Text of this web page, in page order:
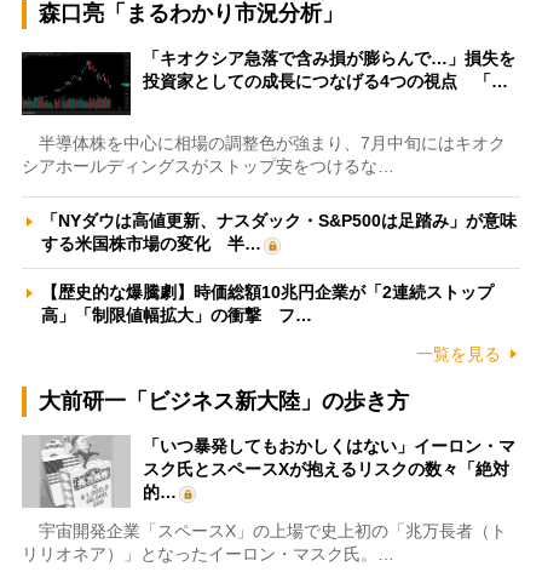
森口亮「まるわかり市況分析」
「キオクシア急落で含み損が膨らんで…」損失を
投資家としての成長につなげる4つの視点 「…
半導体株を中心に相場の調整色が強まり、7月中旬にはキオク
シアホールディングスがストップ安をつけるな…
「NYダウは高値更新、ナスダック・S&P500は足踏み」が意味
する米国株市場の変化 半…
【歴史的な爆騰劇】時価総額10兆円企業が「2連続ストップ
高」「制限値幅拡大」の衝撃 フ…
一覧を見る
大前研一「ビジネス新大陸」の歩き方
「いつ暴発してもおかしくはない」イーロン・マ
スク氏とスペースXが抱えるリスクの数々「絶対
的…
宇宙開発企業「スペースX」の上場で史上初の「兆万長者（ト
リリオネア）」となったイーロン・マスク氏。…